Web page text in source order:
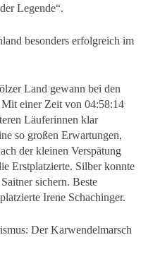
Legende“.
besonders erfolgreich im
Land gewann bei den
einer Zeit von 04:58:14
Läuferinnen klar
so großen Erwartungen,
der kleinen Verspätung
Erstplatzierte. Silber konnte
sichern. Beste
Irene Schachinger.
Der Karwendelmarsch